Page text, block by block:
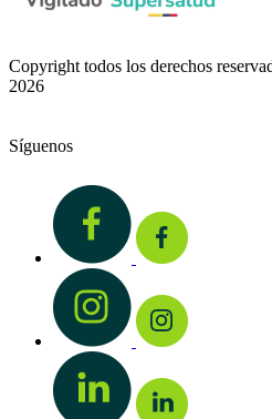
Copyright todos los derechos
2026
Síguenos